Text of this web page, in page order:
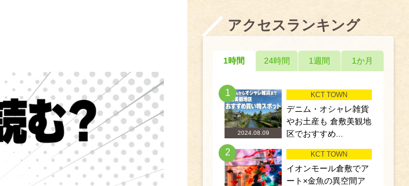
アクセスランキング
1時間 24時間 1週間 1か月
1
2024.08.09
KCT TOWN
デニム・オシャレ雑貨
やお土産も 倉敷美観地
区でおすすめ...
2 KCT TOWN
イオンモール倉敷でア
ート×金魚の異空間ア